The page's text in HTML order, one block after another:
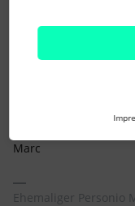
Ich bin gespannt,
Marc
Ehemaliger Personio